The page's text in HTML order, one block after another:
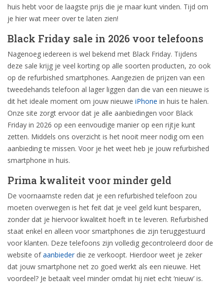
huis hebt voor de laagste prijs die je maar kunt vinden. Tijd om
je hier wat meer over te laten zien!
Black Friday sale in 2026 voor telefoons
Nagenoeg iedereen is wel bekend met Black Friday. Tijdens
deze sale krijg je veel korting op alle soorten producten, zo ook
op de refurbished smartphones. Aangezien de prijzen van een
tweedehands telefoon al lager liggen dan die van een nieuwe is
dit het ideale moment om jouw nieuwe iPhone in huis te halen.
Onze site zorgt ervoor dat je alle aanbiedingen voor Black
Friday in 2026 op een eenvoudige manier op een rijtje kunt
zetten. Middels ons overzicht is het nooit meer nodig om een
aanbieding te missen. Voor je het weet heb je jouw refurbished
smartphone in huis.
Prima kwaliteit voor minder geld
De voornaamste reden dat je een refurbished telefoon zou
moeten overwegen is het feit dat je veel geld kunt besparen,
zonder dat je hiervoor kwaliteit hoeft in te leveren. Refurbished
staat enkel en alleen voor smartphones die zijn teruggestuurd
voor klanten. Deze telefoons zijn volledig gecontroleerd door de
website ofaanbiederdie ze verkoopt. Hierdoor weet je zeker
dat jouw smartphone net zo goed werkt als een nieuwe. Het
voordeel? Je betaalt veel minder omdat hij niet echt ‘nieuw’ is.